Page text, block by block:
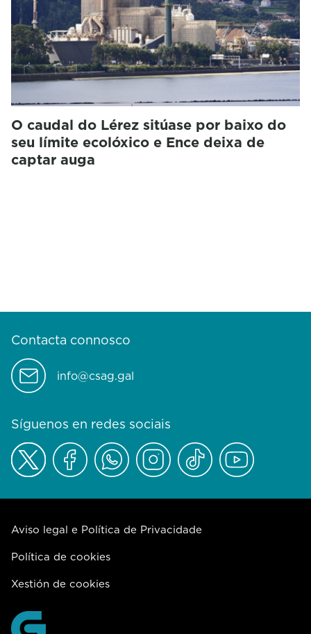
O caudal do Lérez sitúase por baixo do
seu límite ecolóxico e Ence deixa de
captar auga
Contacta connosco
info@csag.gal
Síguenos en redes sociais
Aviso legal e Política de Privacidade
Política de cookies
Xestión de cookies